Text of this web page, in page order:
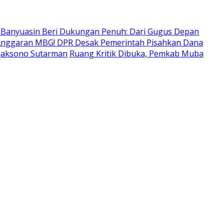
Beri Dukungan Penuh: Dari Gugus Depan
MBG! DPR Desak Pemerintah Pisahkan Dana
Sutarman Ruang Kritik Dibuka, Pemkab Muba